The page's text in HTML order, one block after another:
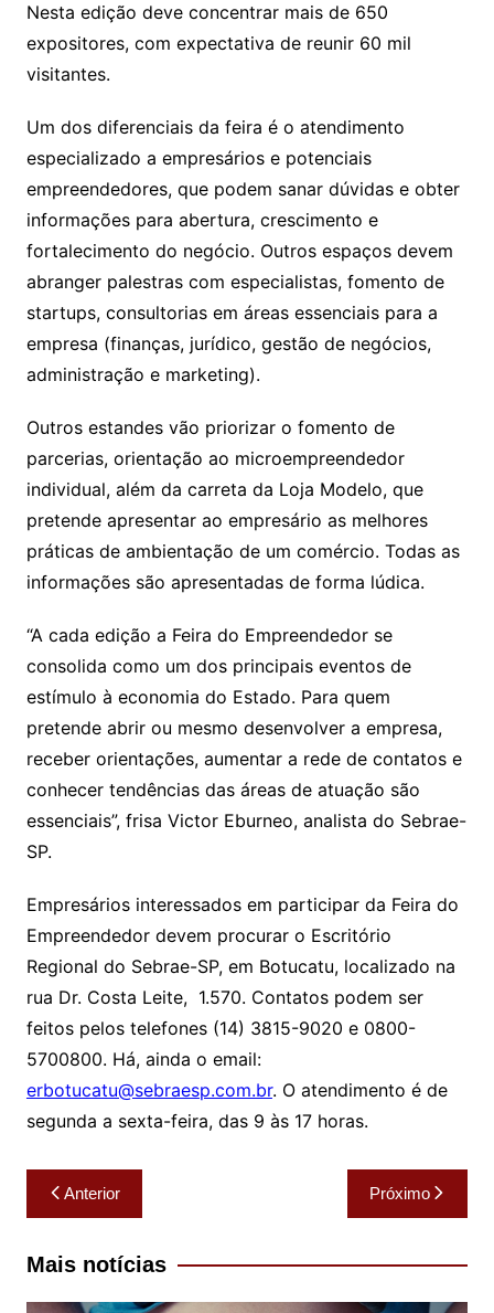
Nesta edição deve concentrar mais de 650
expositores, com expectativa de reunir 60 mil
visitantes.
Um dos diferenciais da feira é o atendimento
especializado a empresários e potenciais
empreendedores, que podem sanar dúvidas e obter
informações para abertura, crescimento e
fortalecimento do negócio. Outros espaços devem
abranger palestras com especialistas, fomento de
startups, consultorias em áreas essenciais para a
empresa (finanças, jurídico, gestão de negócios,
administração e marketing).
Outros estandes vão priorizar o fomento de
parcerias, orientação ao microempreendedor
individual, além da carreta da Loja Modelo, que
pretende apresentar ao empresário as melhores
práticas de ambientação de um comércio. Todas as
informações são apresentadas de forma lúdica.
“A cada edição a Feira do Empreendedor se
consolida como um dos principais eventos de
estímulo à economia do Estado. Para quem
pretende abrir ou mesmo desenvolver a empresa,
receber orientações, aumentar a rede de contatos e
conhecer tendências das áreas de atuação são
essenciais”, frisa Victor Eburneo, analista do Sebrae-
SP.
Empresários interessados em participar da Feira do
Empreendedor devem procurar o Escritório
Regional do Sebrae-SP, em Botucatu, localizado na
rua Dr. Costa Leite, 1.570. Contatos podem ser
feitos pelos telefones (14) 3815-9020 e 0800-
5700800. Há, ainda o email:
erbotucatu@sebraesp.com.br. O atendimento é de
segunda a sexta-feira, das 9 às 17 horas.
Navegação
de
Post
Anterior Próximo
Mais notícias